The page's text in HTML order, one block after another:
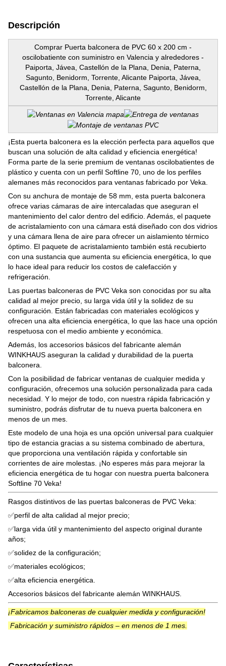
Descripción
Comprar Puerta balconera de PVC 60 x 200 cm -
oscilobatiente con suministro en Valencia y alrededores -
Paiporta, Jávea, Castellón de la Plana, Denia, Paterna,
Sagunto, Benidorm, Torrente, Alicante Paiporta, Jávea,
Castellón de la Plana, Denia, Paterna, Sagunto, Benidorm,
Torrente, Alicante
¡Esta puerta balconera es la elección perfecta para aquellos que
buscan una solución de alta calidad y eficiencia energética!
Forma parte de la serie premium de ventanas oscilobatientes de
plástico y cuenta con un perfil Softline 70, uno de los perfiles
alemanes más reconocidos para ventanas fabricado por Veka.
Con su anchura de montaje de 58 mm, esta puerta balconera
ofrece varias cámaras de aire intercaladas que aseguran el
mantenimiento del calor dentro del edificio. Además, el paquete
de acristalamiento con una cámara está diseñado con dos vidrios
y una cámara llena de aire para ofrecer un aislamiento térmico
óptimo. El paquete de acristalamiento también está recubierto
con una sustancia que aumenta su eficiencia energética, lo que
lo hace ideal para reducir los costos de calefacción y
refrigeración.
Las puertas balconeras de PVC Veka son conocidas por su alta
calidad al mejor precio, su larga vida útil y la solidez de su
configuración. Están fabricadas con materiales ecológicos y
ofrecen una alta eficiencia energética, lo que las hace una opción
respetuosa con el medio ambiente y económica.
Además, los accesorios básicos del fabricante alemán
WINKHAUS aseguran la calidad y durabilidad de la puerta
balconera.
Con la posibilidad de fabricar ventanas de cualquier medida y
configuración, ofrecemos una solución personalizada para cada
necesidad. Y lo mejor de todo, con nuestra rápida fabricación y
suministro, podrás disfrutar de tu nueva puerta balconera en
menos de un mes.
Este modelo de una hoja es una opción universal para cualquier
tipo de estancia gracias a su sistema combinado de abertura,
que proporciona una ventilación rápida y confortable sin
corrientes de aire molestas. ¡No esperes más para mejorar la
eficiencia energética de tu hogar con nuestra puerta balconera
Softline 70 Veka!
Rasgos distintivos de las puertas balconeras de PVC Veka:
✅perfil de alta calidad al mejor precio;
✅larga vida útil y mantenimiento del aspecto original durante
años;
✅solidez de la configuración;
✅materiales ecológicos;
✅alta eficiencia energética.
Accesorios básicos del fabricante alemán WINKHAUS.
¡Fabricamos balconeras de cualquier medida y configuración!
Fabricación y suministro rápidos – en menos de 1 mes.